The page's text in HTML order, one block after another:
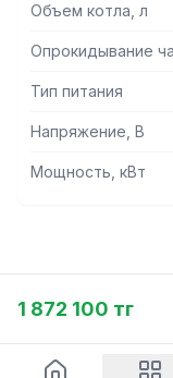
- Регулируемые по
из нержавеющей
Опции:
- Варочный сосуд
марки AISI 316.
Объем котла, л
Опрокидывание
Тип питания
Напряжение, В
Мощность, кВт
1 872 100 тг